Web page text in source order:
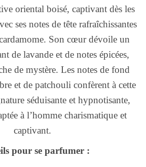
oriental boisé, captivant dès les
ses notes de tête rafraîchissantes
Son cœur dévoile un
de lavande et de notes épicées,
de mystère. Les notes de fond
et de patchouli confèrent à cette
séduisante et hypnotisante,
à l’homme charismatique et
captivant.
pour se parfumer :